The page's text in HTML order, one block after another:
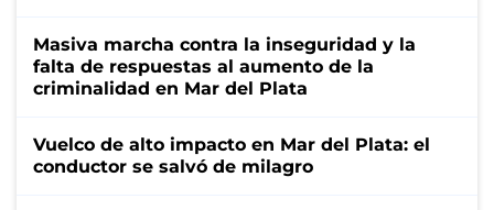
Masiva marcha contra la inseguridad y la
falta de respuestas al aumento de la
criminalidad en Mar del Plata
Vuelco de alto impacto en Mar del Plata: el
conductor se salvó de milagro